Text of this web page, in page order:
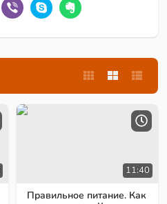
11:40
Правильное питание. Как